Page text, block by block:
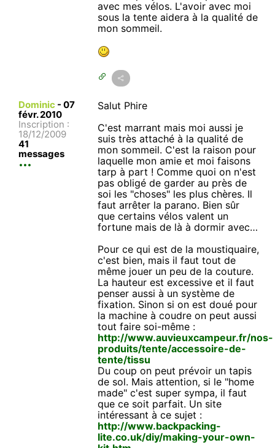
avec mes vélos. L'avoir avec moi
sous la tente aidera à la qualité de
mon sommeil.
Dominic - 07
févr. 2010
Inscription :
18/12/2009
41
messages
Salut Phire
C'est marrant mais moi aussi je
suis très attaché à la qualité de
mon sommeil. C'est la raison pour
laquelle mon amie et moi faisons
tarp à part ! Comme quoi on n'est
pas obligé de garder au près de
soi les "choses" les plus chères. Il
faut arrêter la parano. Bien sûr
que certains vélos valent un
fortune mais de là à dormir avec…
Pour ce qui est de la moustiquaire,
c'est bien, mais il faut tout de
même jouer un peu de la couture.
La hauteur est excessive et il faut
penser aussi à un système de
fixation. Sinon si on est doué pour
la machine à coudre on peut aussi
tout faire soi-même :
http://www.auvieuxcampeur.fr/nos-
produits/tente/accessoire-de-
tente/tissu
Du coup on peut prévoir un tapis
de sol. Mais attention, si le "home
made" c'est super sympa, il faut
que ce soit parfait. Un site
intéressant à ce sujet :
http://www.backpacking-
lite.co.uk/diy/making-your-own-